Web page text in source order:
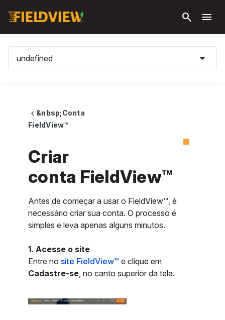
principal
search menu
undefined arrow_drop_down
chevron_left&nbsp;Conta
FieldView™
Criar
conta FieldView™
Antes de começar a usar o FieldView™, é
necessário criar sua conta. O processo é
simples e leva apenas alguns minutos.
1. Acesse o site
Entre no site FieldView™ e clique em
Cadastre-se, no canto superior da tela.